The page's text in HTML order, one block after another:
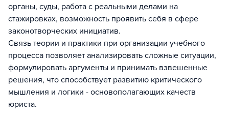
органы, суды, работа с реальными делами на
стажировках, возможность проявить себя в сфере
законотворческих инициатив.
Связь теории и практики при организации учебного
процесса позволяет анализировать сложные ситуации,
формулировать аргументы и принимать взвешенные
решения, что способствует развитию критического
мышления и логики - основополагающих качеств
юриста.